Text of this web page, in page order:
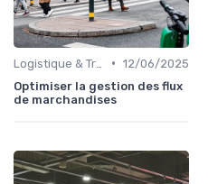
• 12/06/2025
Optimiser la gestion des flux
de marchandises